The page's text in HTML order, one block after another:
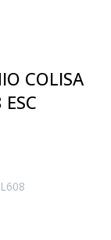
COLISA